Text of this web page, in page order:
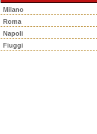
Milano
Roma
Napoli
Fiuggi